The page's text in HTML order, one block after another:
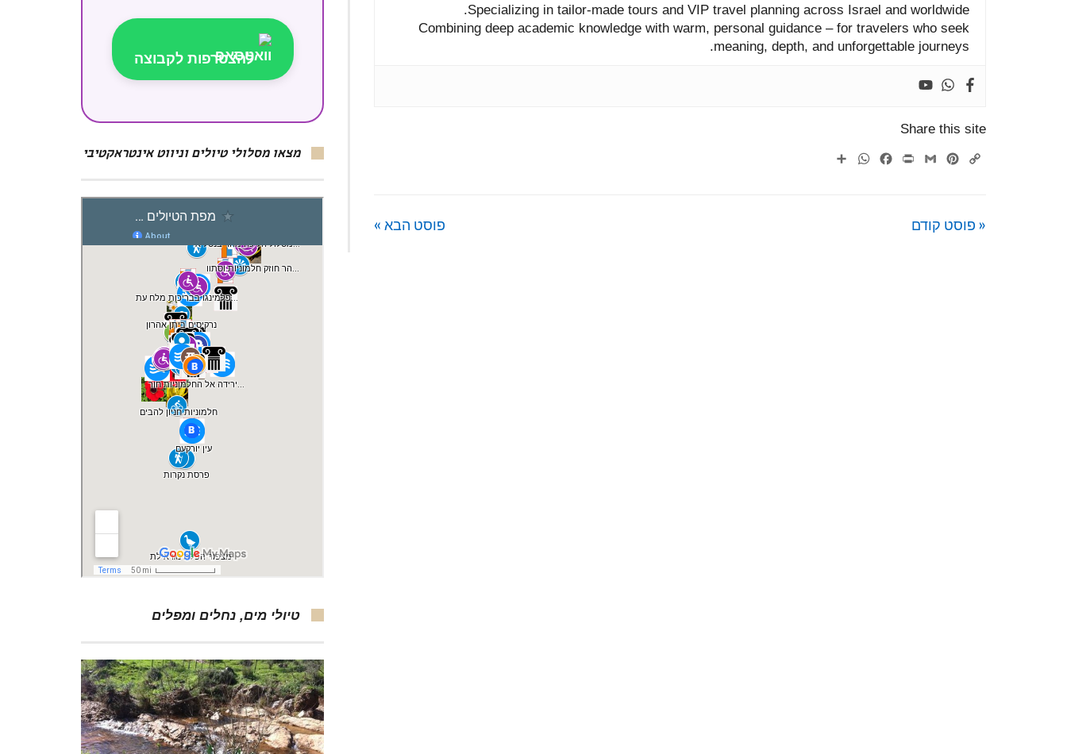
Specializing in tailor-made tours and VIP travel planning across Israel and worldwide.
Combining deep academic knowledge with warm, personal guidance – for travelers who seek
meaning, depth, and unforgettable journeys.
Share this site
Copy
Pinterest
Gmail
Print
Facebook
WhatsApp
« פוסט קודם פוסט הבא »
להצטרפות לקבוצה
מצאו מסלולי טיולים וניווט אינטראקטיבי
טיולי מים, נחלים ומפלים